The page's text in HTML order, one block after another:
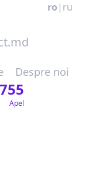
ro | ru
Despre noi
Apel